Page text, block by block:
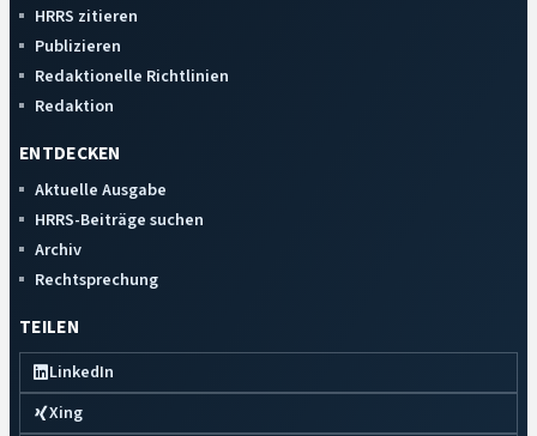
HRRS zitieren
Publizieren
Redaktionelle Richtlinien
Redaktion
ENTDECKEN
Aktuelle Ausgabe
HRRS-Beiträge suchen
Archiv
Rechtsprechung
TEILEN
LinkedIn
Xing